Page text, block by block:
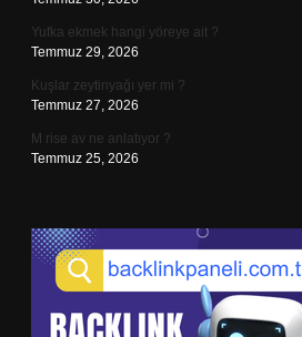
Yufka ekmek hangi yöreye ait ?
Temmuz 29, 2026
Kuşlar zeytinyağı yer mi ?
Temmuz 27, 2026
M rise av ne anlatıyor ?
Temmuz 25, 2026